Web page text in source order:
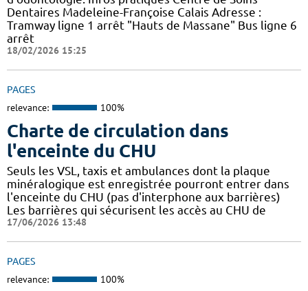
Dentaires Madeleine-Françoise Calais Adresse :
Tramway ligne 1 arrêt "Hauts de Massane" Bus ligne 6
arrêt
18/02/2026 15:25
PAGES
relevance: 100%
Charte de circulation dans
l'enceinte du CHU
Seuls les VSL, taxis et ambulances dont la plaque
minéralogique est enregistrée pourront entrer dans
l'enceinte du CHU (pas d'interphone aux barrières)
Les barrières qui sécurisent les accès au CHU de
17/06/2026 13:48
PAGES
relevance: 100%